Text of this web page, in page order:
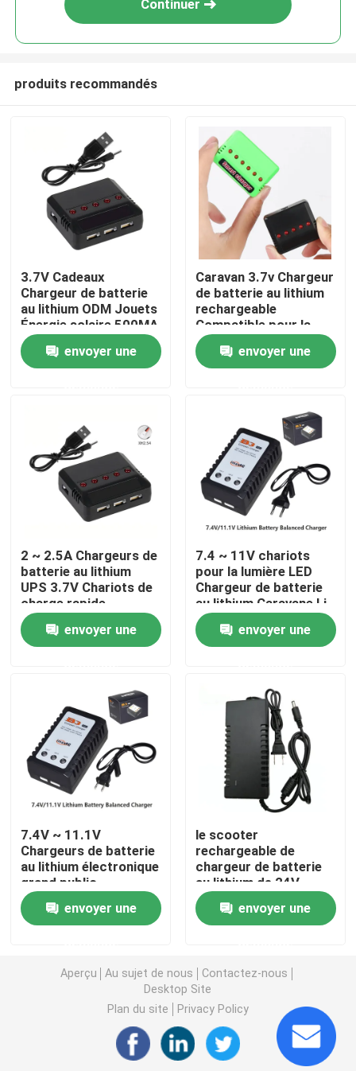
Maison
Produits
vidéos
Visite d'usine
Contrôle de qualité
Contactez-nous
Demandez une citation
Cellule de batterie lithium fer phosphate
Batterie au lithium à la maison d'inverseur
Lithium Ion Battery de machine-outil
Paquet de batterie d'ion de lithium
Centrale portative de lithium
Système d'onduleur solaire domestique
Lithium Ion Battery de véhicule électrique
Continuer
produits recommandés
3.7V Cadeaux
Chargeur de batterie
au lithium ODM Jouets
Énergie solaire 500MA
Caravane sortie CC
envoyer une
Caravan 3.7v Chargeur
de batterie au lithium
rechargeable
Compatible pour la
lumière LED 500MA
envoyer une
2 ~ 2.5A Chargeurs de
batterie au lithium
UPS 3.7V Chariots de
charge rapide
électronique grand
public envoyer une
7.4 ~ 11V chariots
pour la lumière LED
Chargeur de batterie
au lithium Caravane Li
Ion 3 * 800mAh Haute
vitesseenvoyer une
7.4V ~ 11.1V
Chargeurs de batterie
au lithium électronique
grand public
Systèmes solaires
pour motos 3*800mAh
envoyer une
le scooter
rechargeable de
chargeur de batterie
au lithium de 24V
Ebike joue l'ODM
intelligentenvoyer une
Aperçu Au sujet de nous
Contactez-nous
Desktop Site
Plan du site
Privacy Policy